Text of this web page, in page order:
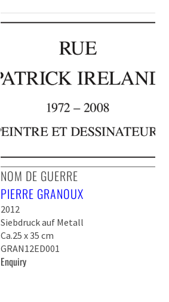
NOM DE GUERRE
PIERRE GRANOUX
2012
Siebdruck auf Metall
Ca.25 x 35 cm
GRAN12ED001
Enquiry